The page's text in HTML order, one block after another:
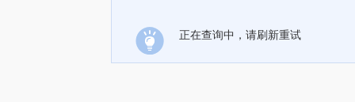
正在查询中，请刷新重试